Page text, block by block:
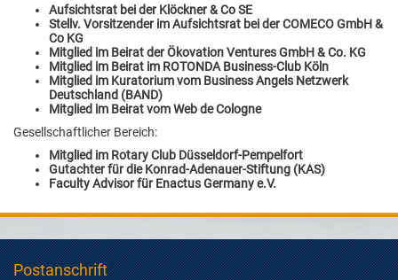
Aufsichtsrat bei der Klöckner & Co SE
Stellv. Vorsitzender im Aufsichtsrat bei der COMECO GmbH &
Co KG
Mitglied im Beirat der Ökovation Ventures GmbH & Co. KG
Mitglied im Beirat im ROTONDA Business-Club Köln
Mitglied im Kuratorium vom Business Angels Netzwerk
Deutschland (BAND)
Mitglied im Beirat vom Web de Cologne
Gesellschaftlicher Bereich:
Mitglied im Rotary Club Düsseldorf-Pempelfort
Gutachter für die Konrad-Adenauer-Stiftung (KAS)
Faculty Advisor für Enactus Germany e.V.
Postanschrift